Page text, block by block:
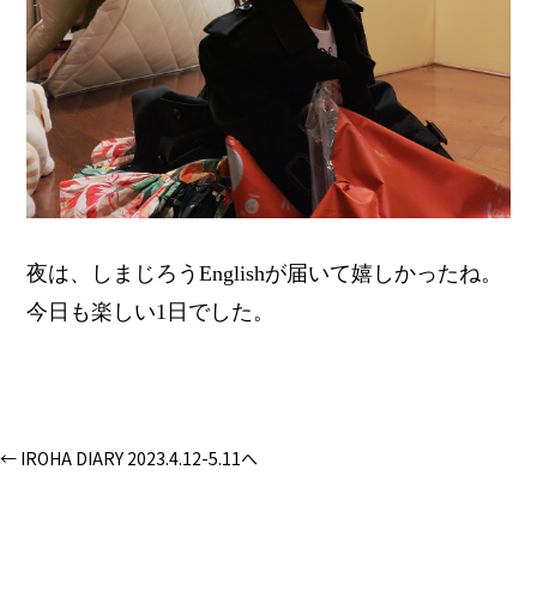
夜は、しまじろうEnglishが届いて嬉しかったね。
今日も楽しい1日でした。
← IROHA DIARY 2023.4.12-5.11へ